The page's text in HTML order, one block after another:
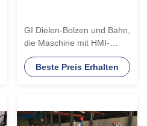
GI Dielen-Bolzen und Bahn,
die Maschine mit HMI-
Steuerung bilden
Beste Preis Erhalten